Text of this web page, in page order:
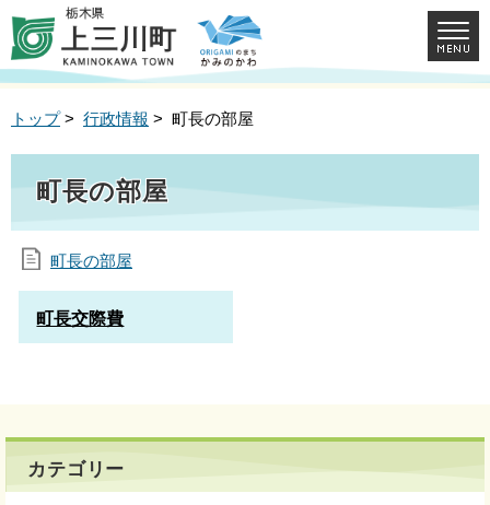
トップ> 行政情報 > 町長の部屋
町長の部屋
町長の部屋
町長交際費
カテゴリー